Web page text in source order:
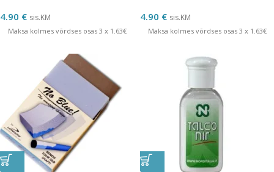
4.90 € sis.KM
Maksa kolmes võrdses osas 3 x 1.63€
4.90 € sis.KM
Maksa kolmes võrdses osas 3 x 1.63€